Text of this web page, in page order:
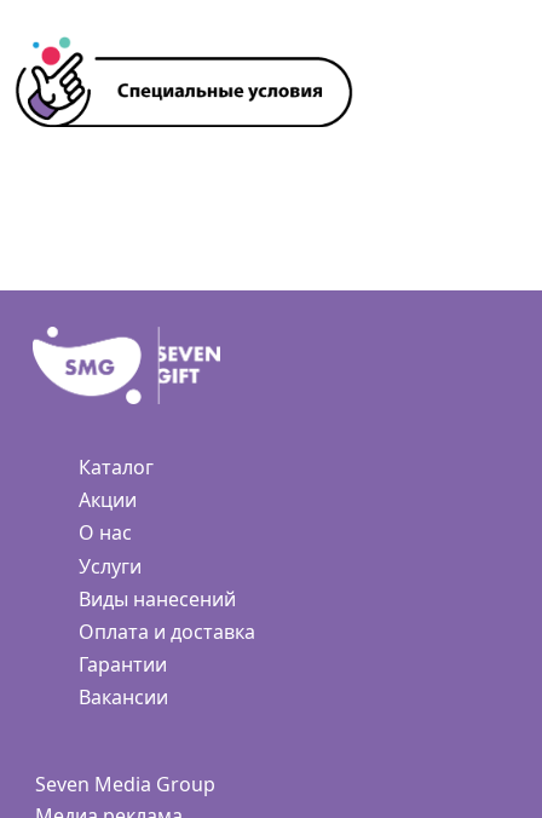
Каталог
Акции
О нас
Услуги
Виды нанесений
Оплата и доставка
Гарантии
Вакансии
Seven Media Group